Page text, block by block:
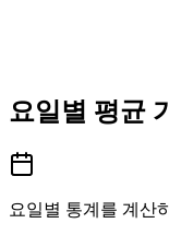
요일별 평균
요일별 통계를 계산